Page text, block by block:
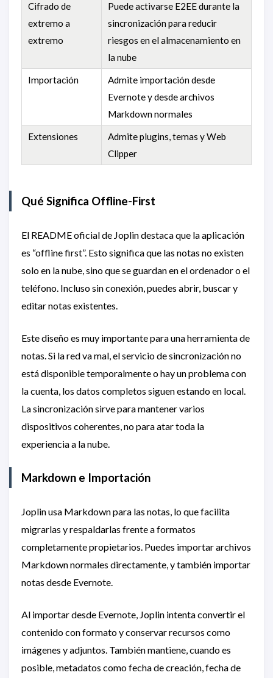
Cifrado de
extremo a
extremo
Puede activarse E2EE durante la
sincronización para reducir
riesgos en el almacenamiento en
la nube
Importación
Admite importación desde
Evernote y desde archivos
Markdown normales
Extensiones
Admite plugins, temas y Web
Clipper
Qué Significa Offline-First
El README oficial de Joplin destaca que la aplicación
es “offline first”. Esto significa que las notas no existen
solo en la nube, sino que se guardan en el ordenador o el
teléfono. Incluso sin conexión, puedes abrir, buscar y
editar notas existentes.
Este diseño es muy importante para una herramienta de
notas. Si la red va mal, el servicio de sincronización no
está disponible temporalmente o hay un problema con
la cuenta, los datos completos siguen estando en local.
La sincronización sirve para mantener varios
dispositivos coherentes, no para atar toda la
experiencia a la nube.
Markdown e Importación
Joplin usa Markdown para las notas, lo que facilita
migrarlas y respaldarlas frente a formatos
completamente propietarios. Puedes importar archivos
Markdown normales directamente, y también importar
notas desde Evernote.
Al importar desde Evernote, Joplin intenta convertir el
contenido con formato y conservar recursos como
imágenes y adjuntos. También mantiene, cuando es
posible, metadatos como fecha de creación, fecha de